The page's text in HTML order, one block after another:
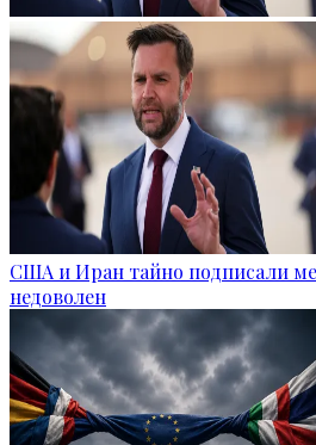
США и Иран тайно подписали
недоволен